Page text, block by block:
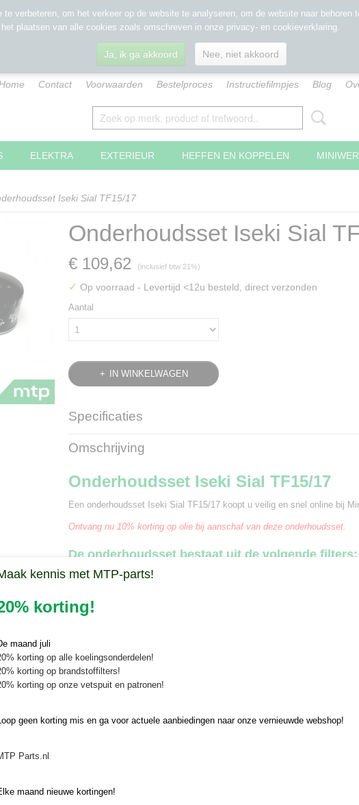
Contact Voorwaarden Bestelproces Instructiefilmpjes Blog
ELEKTRA EXTERIEUR HEFFEN EN KOPPELEN
Iseki Sial TF15/17
Onderhoudsset Iseki Sial
€ 109,62 (inclusief btw 21%)
✓ Op voorraad - Levertijd <12u besteld, direct verzonden
Aantal
IN WINKELWAGEN
Specificaties
Bruto gewicht
Omschrijving
Onderhoudsset Iseki Sial TF15/17
Een onderhoudsset Iseki Sial TF15/17 koopt u veilig en snel online bij
Ontvang nu 10% korting op olie bij aanschaf van deze onderhoudsset.
De onderhoudsset bestaat uit de volgende filters:
1 brandstoffilter
1 oliefilter
Gegevens brandstoffilter
Lengte: 62 mm
Diameter buiten: 35 mm
Diameter buiten: 97 mm
verbeteren, om het verkeer op de website te analyseren, om de website naar behoren
plaatsen van alle cookies zoals omschreven in onze privacy- en cookieverklaring.
Ja, ik ga akkoord Nee, niet akkoord
kennis met MTP-parts!
korting!
maand juli
korting op alle koelingsonderdelen!
korting op brandstoffilters!
korting op onze vetspuit en patronen!
geen korting mis en ga voor actuele aanbiedingen naar onze vernieuwde webshop!
Parts.nl
maand nieuwe kortingen!